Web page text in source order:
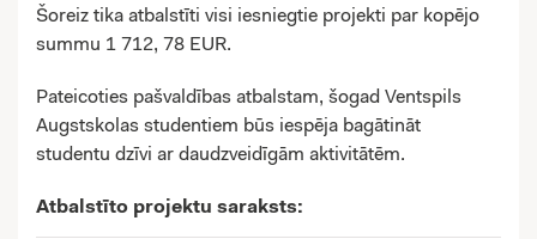
Šoreiz tika atbalstīti visi iesniegtie projekti par kopējo
summu 1 712, 78 EUR.
Pateicoties pašvaldības atbalstam, šogad Ventspils
Augstskolas studentiem būs iespēja bagātināt
studentu dzīvi ar daudzveidīgām aktivitātēm.
Atbalstīto projektu saraksts: